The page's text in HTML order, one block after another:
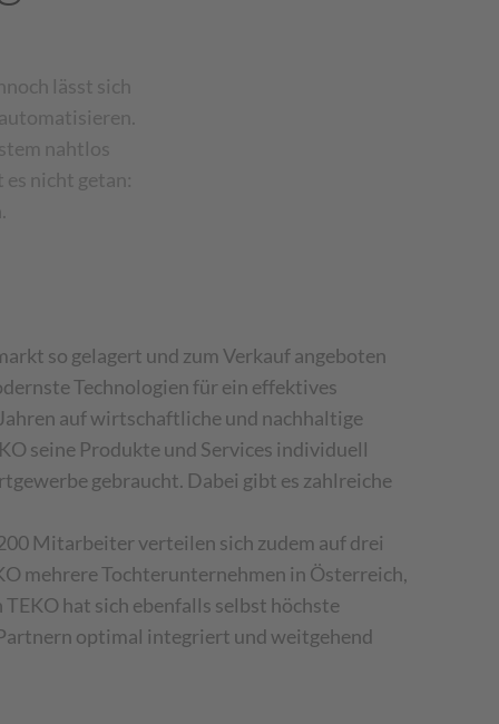
lässt sich
nahtlos
nicht getan:
so gelagert und zum Verkauf angeboten
Technologien für ein effektives
auf wirtschaftliche und nachhaltige
seine Produkte und Services individuell
gebraucht. Dabei gibt es zahlreiche
Mitarbeiter verteilen sich zudem auf drei
mehrere Tochterunternehmen in Österreich,
hat sich ebenfalls selbst höchste
optimal integriert und weitgehend